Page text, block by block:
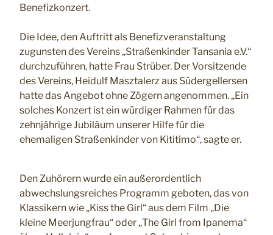
Benefizkonzert.
Die Idee, den Auftritt als Benefizveranstaltung
zugunsten des Vereins „Straßenkinder Tansania e.V.“
durchzuführen, hatte Frau Strüber. Der Vorsitzende
des Vereins, Heidulf Masztalerz aus Südergellersen
hatte das Angebot ohne Zögern angenommen. „Ein
solches Konzert ist ein würdiger Rahmen für das
zehnjährige Jubiläum unserer Hilfe für die
ehemaligen Straßenkinder von Kititimo“, sagte er.
Den Zuhörern wurde ein außerordentlich
abwechslungsreiches Programm geboten, das von
Klassikern wie „Kiss the Girl“ aus dem Film „Die
kleine Meerjungfrau“ oder „The Girl from Ipanema“